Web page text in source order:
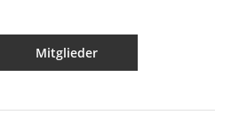
Mitglieder